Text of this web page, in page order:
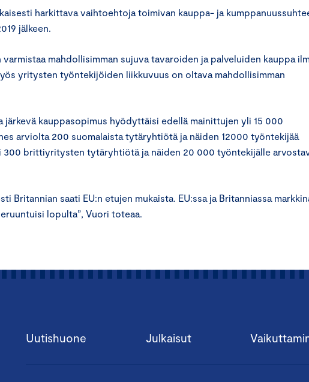
harkittava vaihtoehtoja toimivan kauppa- ja
jälkeen.
mahdollisimman sujuva tavaroiden ja palveluiden kauppa
yritysten työntekijöiden liikkuvuus on oltava mahdollisimman
kauppasopimus hyödyttäisi edellä mainittujen yli 15 000
arviolta 200 suomalaista tytäryhtiötä ja näiden 12000 työntekijää
300 brittiyritysten tytäryhtiötä ja näiden 20 000 työntekijälle
Britannian saati EU:n etujen mukaista. EU:ssa ja Britanniassa
lopulta”, Vuori toteaa.
Uutishuone Julkaisut